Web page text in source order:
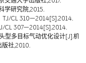
学研究院,2015.
TJ/CL 310—2014[S].2014.
CL 307—2014[S].2014.
型多目标气动优化设计[J].机
版社,2010.